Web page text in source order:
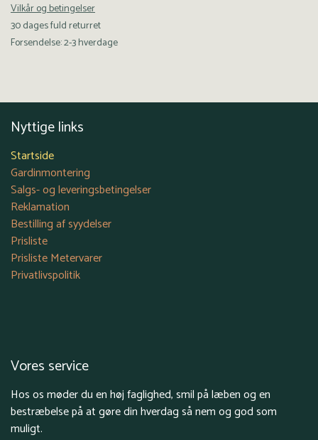
Vilkår og betingelser
30 dages fuld returret
Forsendelse: 2-3 hverdage
Nyttige links
Startside
Gardinmontering
Salgs- og leveringsbetingelser
Reklamation
Bestilling af syydelser
Prisliste
Prisliste Metervarer
Privatlivspolitik
Vores service
Hos os møder du en høj faglighed, smil på læben og en
bestræbelse på at gøre din hverdag så nem og god som
muligt.